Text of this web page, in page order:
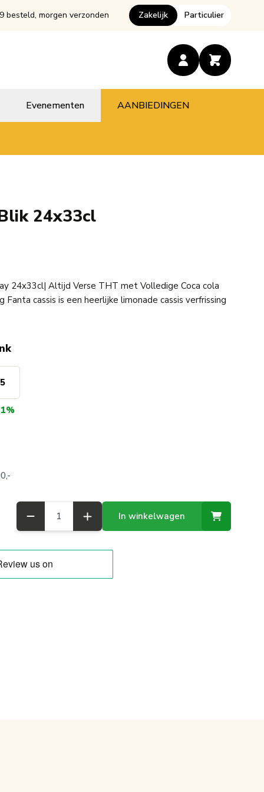
besteld, morgen verzonden Zakelijk Particulier
Evenementen AANBIEDINGEN
24x33cl
24x33cl| Altijd Verse THT met Volledige Coca cola
Fanta cassis is een heerlijke limonade cassis verfrissing
In winkelwagen